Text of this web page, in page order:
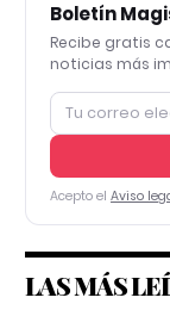
Boletín
Recibe gratis
noticias más
Acepto el Aviso
LAS MÁS